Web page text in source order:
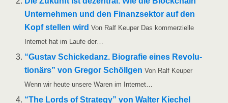
Unter­neh­men und den Finanz­sek­tor auf den
Kopf stel­len wird Von Ralf Keu­per Das kom­mer­zi­el­le
Inter­net hat im Lau­fe der…
“Gus­tav Schi­cke­danz. Bio­gra­fie eines Revo­lu­
tio­närs” von Gre­gor Schöll­gen Von Ralf Keu­per
Wenn wir heu­te unse­re Waren im Internet…
“The Lords of Stra­tegy” von Wal­ter Kie­chel